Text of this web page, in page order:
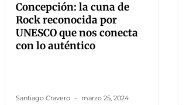
Concepción: la cuna de
Rock reconocida por
UNESCO que nos conecta
con lo auténtico
Santiago Cravero marzo 25, 2024